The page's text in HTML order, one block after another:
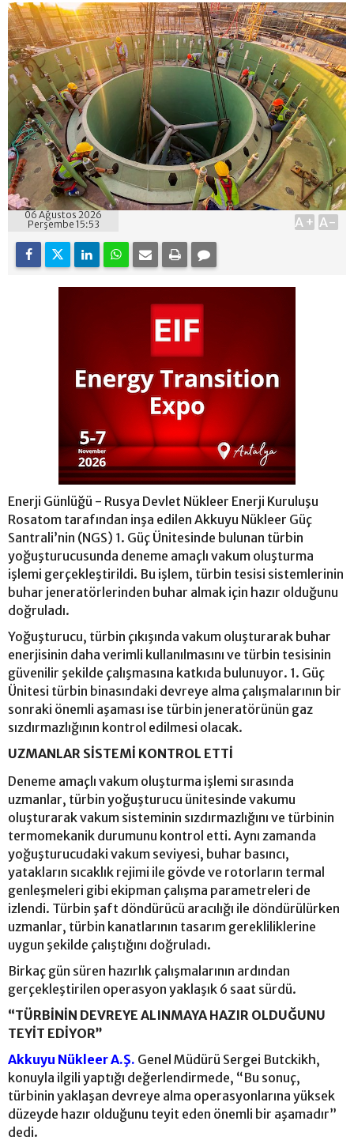
06 Ağustos 2026
Perşembe 15:53
A+ A-
Enerji Günlüğü - Rusya Devlet Nükleer Enerji Kuruluşu
Rosatom tarafından inşa edilen Akkuyu Nükleer Güç
Santrali’nin (NGS) 1. Güç Ünitesinde bulunan türbin
yoğuşturucusunda deneme amaçlı vakum oluşturma
işlemi gerçekleştirildi. Bu işlem, türbin tesisi sistemlerinin
buhar jeneratörlerinden buhar almak için hazır olduğunu
doğruladı.
Yoğuşturucu, türbin çıkışında vakum oluşturarak buhar
enerjisinin daha verimli kullanılmasını ve türbin tesisinin
güvenilir şekilde çalışmasına katkıda bulunuyor. 1. Güç
Ünitesi türbin binasındaki devreye alma çalışmalarının bir
sonraki önemli aşaması ise türbin jeneratörünün gaz
sızdırmazlığının kontrol edilmesi olacak.
UZMANLAR SİSTEMİ KONTROL ETTİ
Deneme amaçlı vakum oluşturma işlemi sırasında
uzmanlar, türbin yoğuşturucu ünitesinde vakumu
oluşturarak vakum sisteminin sızdırmazlığını ve türbinin
termomekanik durumunu kontrol etti. Aynı zamanda
yoğuşturucudaki vakum seviyesi, buhar basıncı,
yatakların sıcaklık rejimi ile gövde ve rotorların termal
genleşmeleri gibi ekipman çalışma parametreleri de
izlendi. Türbin şaft döndürücü aracılığı ile döndürülürken
uzmanlar, türbin kanatlarının tasarım gerekliliklerine
uygun şekilde çalıştığını doğruladı.
Birkaç gün süren hazırlık çalışmalarının ardından
gerçekleştirilen operasyon yaklaşık 6 saat sürdü.
“TÜRBİNİN DEVREYE ALINMAYA HAZIR OLDUĞUNU
TEYİT EDİYOR”
Akkuyu Nükleer A.Ş. Genel Müdürü Sergei Butckikh,
konuyla ilgili yaptığı değerlendirmede, “Bu sonuç,
türbinin yaklaşan devreye alma operasyonlarına yüksek
düzeyde hazır olduğunu teyit eden önemli bir aşamadır”
dedi.